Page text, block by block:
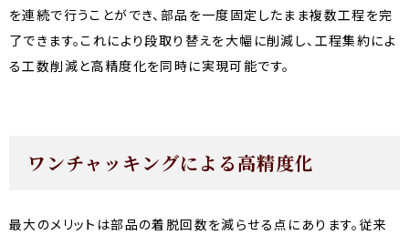
を連続で行うことができ、部品を一度固定したまま複数工程を完
了できます。これにより段取り替えを大幅に削減し、工程集約によ
る工数削減と高精度化を同時に実現可能です。
ワンチャッキングによる高精度化
最大のメリットは部品の着脱回数を減らせる点にあります。従来